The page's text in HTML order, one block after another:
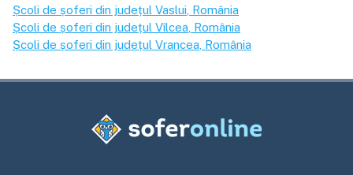
Școli de șoferi din județul Vaslui , România
Școli de șoferi din județul Vîlcea , România
Școli de șoferi din județul Vrancea , România